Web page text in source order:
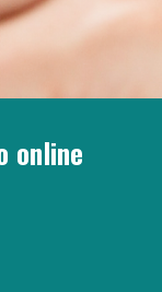
online